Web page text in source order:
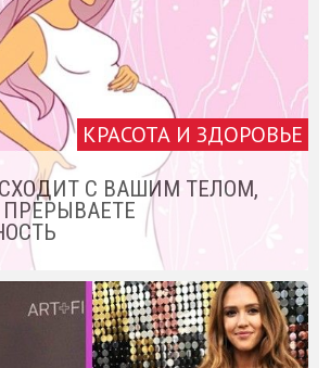
КРАСОТА И ЗДОРОВЬЕ
С ВАШИМ ТЕЛОМ,